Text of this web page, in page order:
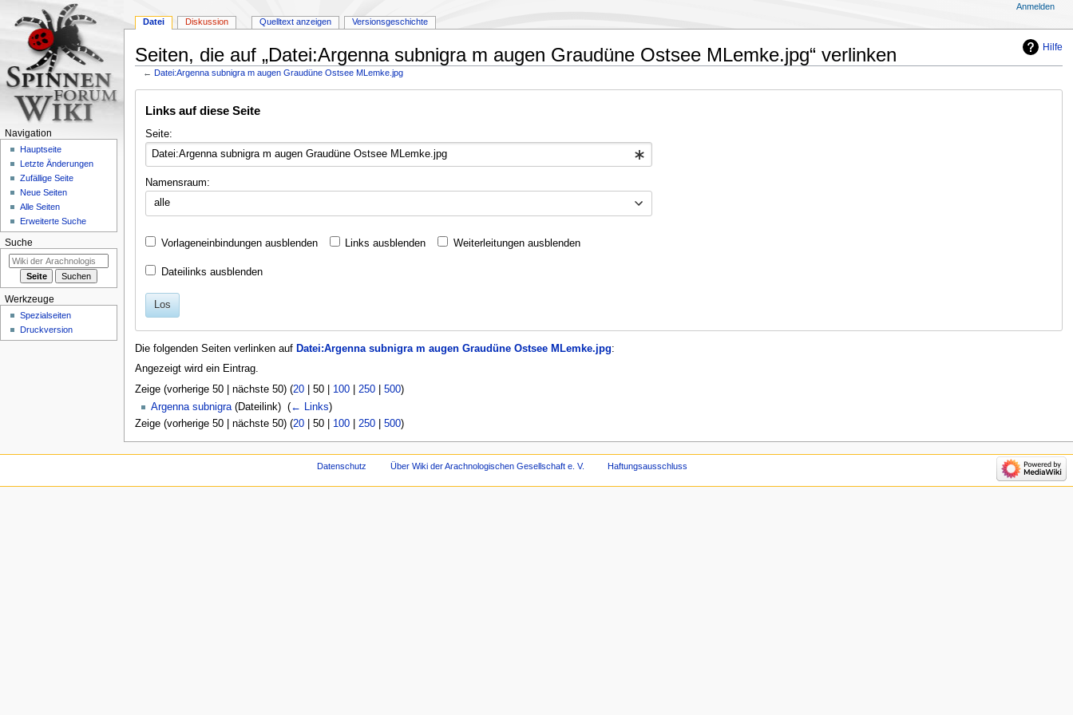
Hilfe
Seiten, die auf „Datei:Argenna subnigra m augen Graudüne Ostsee MLemke.jpg“ verlinken
← Datei:Argenna subnigra m augen Graudüne Ostsee MLemke.jpg
Navigation
Suche
Links auf diese Seite
Seite:
Namensraum:
alle
Vorlageneinbindungen ausblenden Links ausblenden Weiterleitungen ausblenden
Dateilinks ausblenden
Los
Die folgenden Seiten verlinken auf Datei:Argenna subnigra m augen Graudüne Ostsee MLemke.jpg:
Angezeigt wird ein Eintrag.
Zeige (vorherige 50| nächste 50) (20| 50| 100| 250| 500)
Argenna subnigra(Dateilink) ‎ (← Links)
Zeige (vorherige 50| nächste 50) (20| 50| 100| 250| 500)
Datei Diskussion Quelltext anzeigen Versionsgeschichte
Anmelden
Navigation
Hauptseite
Letzte Änderungen
Zufällige Seite
Neue Seiten
Alle Seiten
Erweiterte Suche
Suche
Werkzeuge
Spezialseiten
Druckversion
Datenschutz Über Wiki der Arachnologischen Gesellschaft e. V. Haftungsausschluss